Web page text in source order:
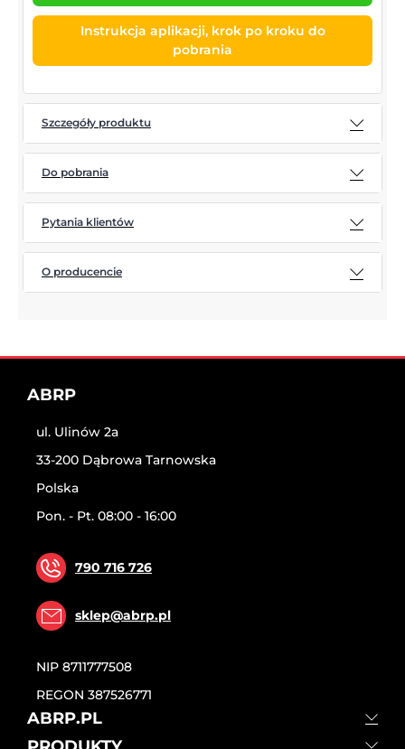
Instrukcja aplikacji, krok po kroku do
pobrania
Szczegóły produktu
Do pobrania
Pytania klientów
O producencie
ABRP
ul. Ulinów 2a
33-200 Dąbrowa Tarnowska
Polska
Pon. - Pt. 08:00 - 16:00
790 716 726
sklep@abrp.pl
NIP 8711777508
REGON 387526771
ABRP.PL